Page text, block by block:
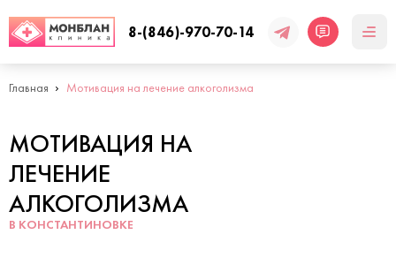
8-(846)-970-70-14
Главная Мотивация на лечение алкоголизма
МОТИВАЦИЯ НА
ЛЕЧЕНИЕ
АЛКОГОЛИЗМА
В КОНСТАНТИНОВКЕ